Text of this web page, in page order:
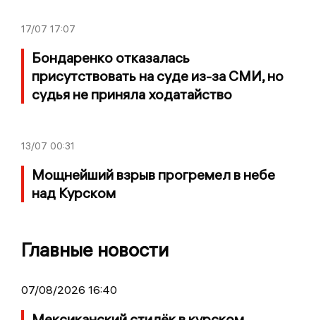
17/07 17:07
Бондаренко отказалась
присутствовать на суде из-за СМИ, но
судья не приняла ходатайство
13/07 00:31
Мощнейший взрыв прогремел в небе
над Курском
Главные новости
07/08/2026 16:40